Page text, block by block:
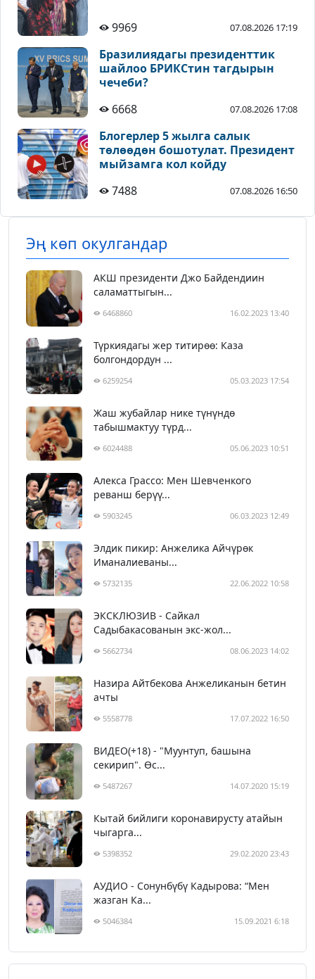
9969 07.08.2026 17:19
Бразилиядагы президенттик
шайлоо БРИКСтин тагдырын
чечеби?
6668
07.08.2026 17:08
Блогерлер 5 жылга салык
төлөөдөн бошотулат. Президент
мыйзамга кол койду
7488
07.08.2026 16:50
Эң көп окулгандар
АКШ президенти Джо Байдендиин
саламаттыгын...
6468860 16.02.2023 13:40
Түркиядагы жер титирөө: Каза
болгондордун ...
6259254 05.03.2023 17:54
Жаш жубайлар нике түнүндө
табышмактуу түрд...
6024488 05.06.2023 10:51
Алекса Грассо: Мен Шевченкого
реванш берүү...
5903245 06.03.2023 12:49
Элдик пикир: Анжелика Айчүрөк
Иманалиеваны...
5732135 22.06.2022 10:58
ЭКСКЛЮЗИВ - Сайкал
Садыбакасованын экс-жол...
5662734 08.06.2023 14:02
Назира Айтбекова Анжеликанын бетин
ачты
5558778 17.07.2022 16:50
ВИДЕО(+18) - "Муунтуп, башына
секирип". Өс...
5487267 14.07.2020 15:19
Кытай бийлиги коронавирусту атайын
чыгарга...
5398352 29.02.2020 23:43
АУДИО - Сонунбүбү Кадырова: “Мен
жазган Ка...
5046384 15.09.2021 6:18